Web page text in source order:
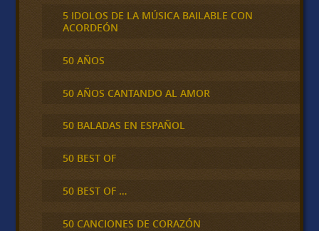
5 IDOLOS DE LA MÚSICA BAILABLE CON
ACORDEÓN
50 AÑOS
50 AÑOS CANTANDO AL AMOR
50 BALADAS EN ESPAÑOL
50 BEST OF
50 BEST OF …
50 CANCIONES DE CORAZÓN